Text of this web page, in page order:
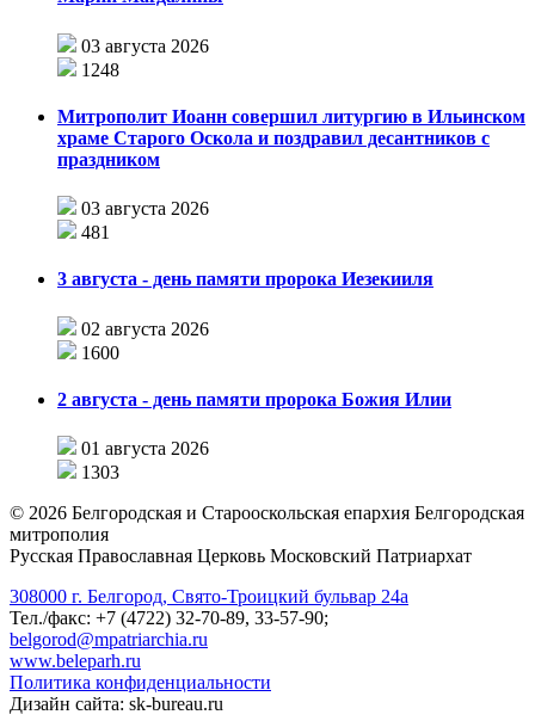
03 августа 2026
1248
Митрополит Иоанн совершил литургию в Ильинском
храме Старого Оскола и поздравил десантников с
праздником
03 августа 2026
481
3 августа - день памяти пророка Иезекииля
02 августа 2026
1600
2 августа - день памяти пророка Божия Илии
01 августа 2026
1303
© 2026 Белгородская и Старооскольская епархия Белгородская
митрополия
Русская Православная Церковь Московский Патриархат
308000 г. Белгород, Свято-Троицкий бульвар 24а
Тел./факс: +7 (4722) 32-70-89, 33-57-90;
belgorod@mpatriarchia.ru
www.beleparh.ru
Политика конфиденциальности
Дизайн сайта: sk-bureau.ru